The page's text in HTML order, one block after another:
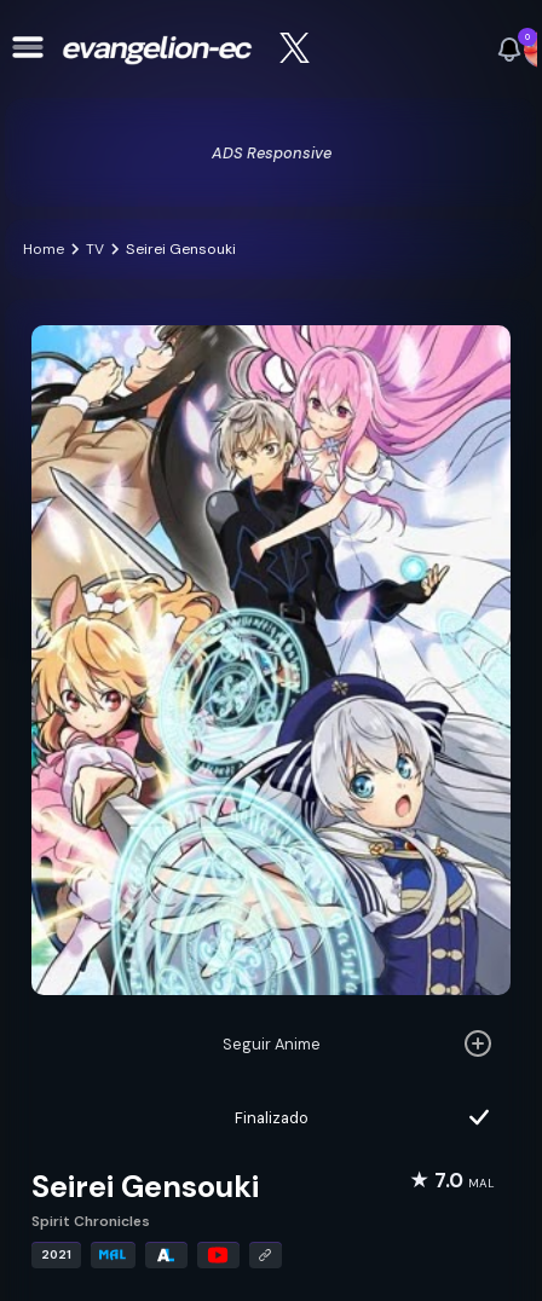
0
ADS Responsive
Home TV Seirei Gensouki
Seguir Anime
Finalizado
★ 7.0 MAL
Seirei Gensouki
Spirit Chronicles
2021